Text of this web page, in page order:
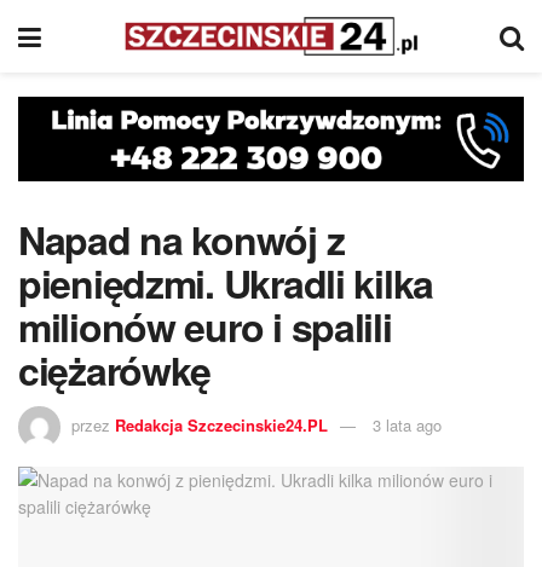
Napad na konwój z
pieniędzmi. Ukradli kilka
milionów euro i spalili
ciężarówkę
przez Redakcja Szczecinskie24.PL 3 lata ago